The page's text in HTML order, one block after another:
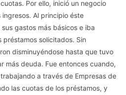
Por ello, inició un negocio
Al principio éste
gastos más básicos e iba
solicitados. Sin
disminuyéndose hasta que tuvo
más deuda. Fue entonces cuando,
a través de Empresas de
las cuotas de los préstamos, y